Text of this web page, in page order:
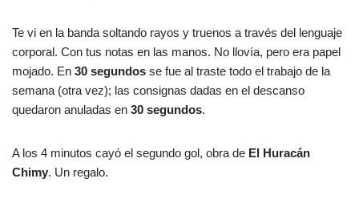
Te vi en la banda soltando rayos y truenos a través del lenguaje
corporal. Con tus notas en las manos. No llovía, pero era papel
mojado. En 30 segundos se fue al traste todo el trabajo de la
semana (otra vez); las consignas dadas en el descanso
quedaron anuladas en 30 segundos.
A los 4 minutos cayó el segundo gol, obra de El Huracán
Chimy. Un regalo.